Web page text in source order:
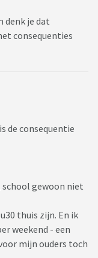
denk je dat
consequenties
de consequentie
school gewoon niet
thuis zijn. En ik
weekend - een
mijn ouders toch